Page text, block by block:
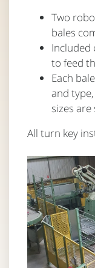
Two
bales
Included
to feed
Each
and
sizes
All turn key